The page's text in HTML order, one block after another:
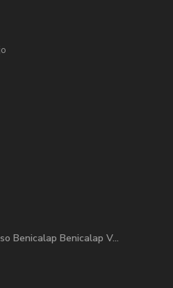
Benicalap Benicalap V...